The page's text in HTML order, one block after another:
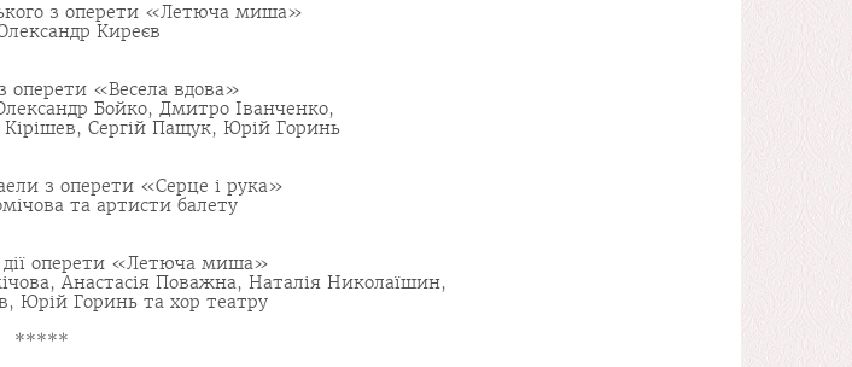
з оперети «Летюча миша»
Киреєв
оперети «Весела вдова»
Бойко, Дмитро Іванченко,
Сергій Пащук, Юрій Горинь
з оперети «Серце і рука»
та артисти балету
оперети «Летюча миша»
Анастасія Поважна, Наталія Николаїшин,
Юрій Горинь та хор театру
*****